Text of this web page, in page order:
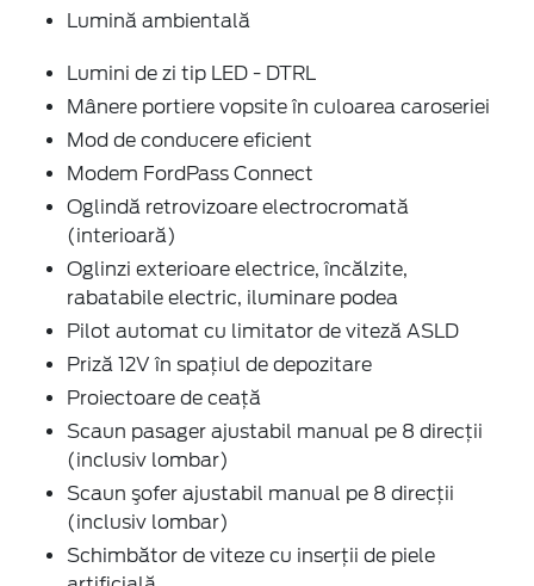
Lumină ambientală
Lumini de zi tip LED - DTRL
Mânere portiere vopsite în culoarea caroseriei
Mod de conducere eficient
Modem FordPass Connect
Oglindă retrovizoare electrocromată
(interioară)
Oglinzi exterioare electrice, încălzite,
rabatabile electric, iluminare podea
Pilot automat cu limitator de viteză ASLD
Priză 12V în spaţiul de depozitare
Proiectoare de ceaţă
Scaun pasager ajustabil manual pe 8 direcţii
(inclusiv lombar)
Scaun şofer ajustabil manual pe 8 direcţii
(inclusiv lombar)
Schimbător de viteze cu inserţii de piele